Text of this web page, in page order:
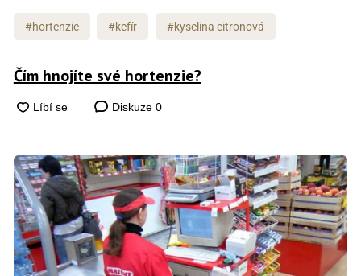
#hortenzie #kefír #kyselina citronová
Čím hnojíte své hortenzie?
Diskuze 0